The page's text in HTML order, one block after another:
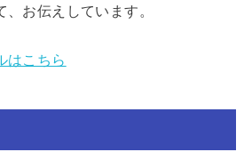
お伝えしています。
はこちら